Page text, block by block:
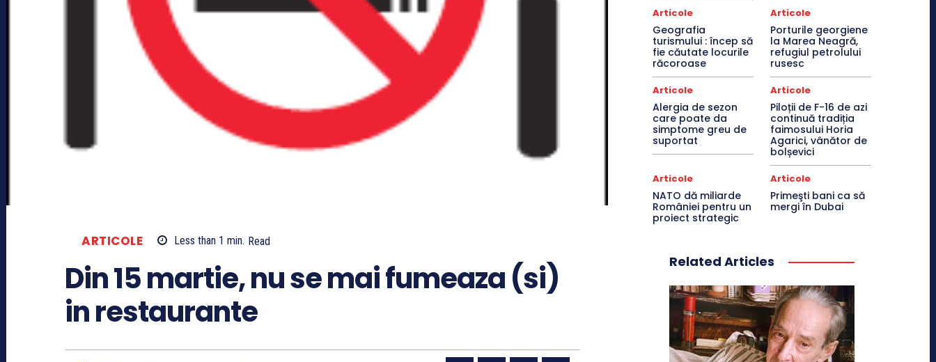
ARTICOLE Less than 1 min. Read
Din 15 martie, nu se mai fumeaza (si)
in restaurante
Articole
Geografia
turismului : încep să
fie căutate locurile
răcoroase
Articole
Porturile georgiene
la Marea Neagră,
refugiul petrolului
rusesc
Articole
Alergia de sezon
care poate da
simptome greu de
suportat
Articole
Piloții de F-16 de azi
continuă tradiția
faimosului Horia
Agarici, vânător de
bolșevici
Articole
NATO dă miliarde
României pentru un
proiect strategic
Articole
Primeşti bani ca să
mergi în Dubai
Related Articles